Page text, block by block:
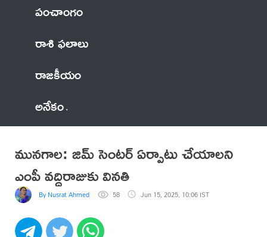
పంచాంగం
రాశి ఫలాలు
రాజకీయం
అనేకం
మునగాల: జిమ్ సెంటర్ ఏర్పాటు చేయాలని
ఎంపీ వద్దిరాజుకు వినతి
By Nusrat Ahmed 58 Jun 15, 2025, 10:06 IST